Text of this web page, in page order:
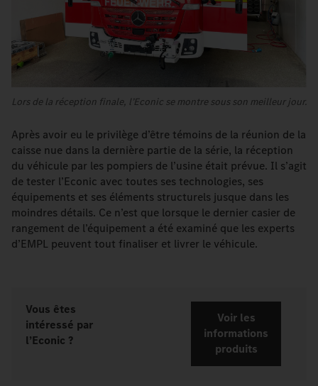
Lors de la réception finale, l’Econic se montre sous son meilleur jour.
Après avoir eu le privilège d’être témoins de la réunion de la
caisse nue dans la dernière partie de la série, la réception
du véhicule par les pompiers de l’usine était prévue. Il s’agit
de tester l’Econic avec toutes ses technologies, ses
équipements et ses éléments structurels jusque dans les
moindres détails. Ce n’est que lorsque le dernier casier de
rangement de l’équipement a été examiné que les experts
d’EMPL peuvent tout finaliser et livrer le véhicule.
Vous êtes
intéressé par
l’Econic ?
Voir les
informations
produits